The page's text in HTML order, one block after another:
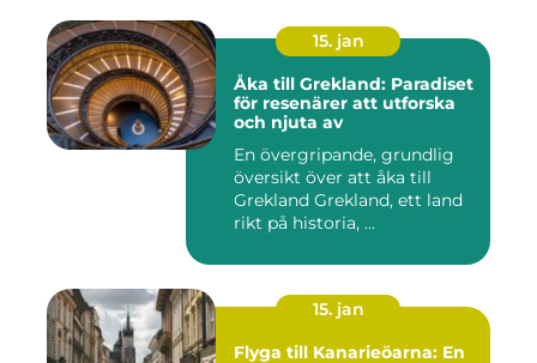
15. jan
Åka till Grekland: Paradiset
för resenärer att utforska
och njuta av
En övergripande, grundlig
översikt över att åka till
Grekland Grekland, ett land
rikt på historia, ...
15. jan
Flyga till Kanarieöarna: En